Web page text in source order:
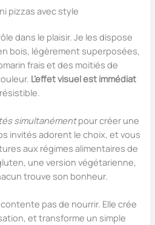
pizzas avec style
dans le plaisir. Je les dispose
bois, légèrement superposées,
frais et des moitiés de
L’effet visuel est immédiat
simultanémentpour créer une
invités adorent le choix, et vous
aux régimes alimentaires de
une version végétarienne,
trouve son bonheur.
pas de nourrir. Elle crée
et transforme un simple